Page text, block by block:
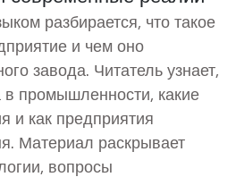
разбирается, что такое
и чем оно
завода. Читатель узнает,
в промышленности, какие
и как предприятия
Материал раскрывает
вопросы